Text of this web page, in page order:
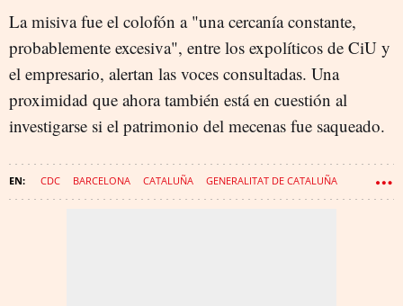
La misiva fue el colofón a "una cercanía constante,
probablemente excesiva", entre los expolíticos de CiU y
el empresario, alertan las voces consultadas. Una
proximidad que ahora también está en cuestión al
investigarse si el patrimonio del mecenas fue saqueado.
CDC BARCELONA CATALUÑA GENERALITAT DE CATALUÑA